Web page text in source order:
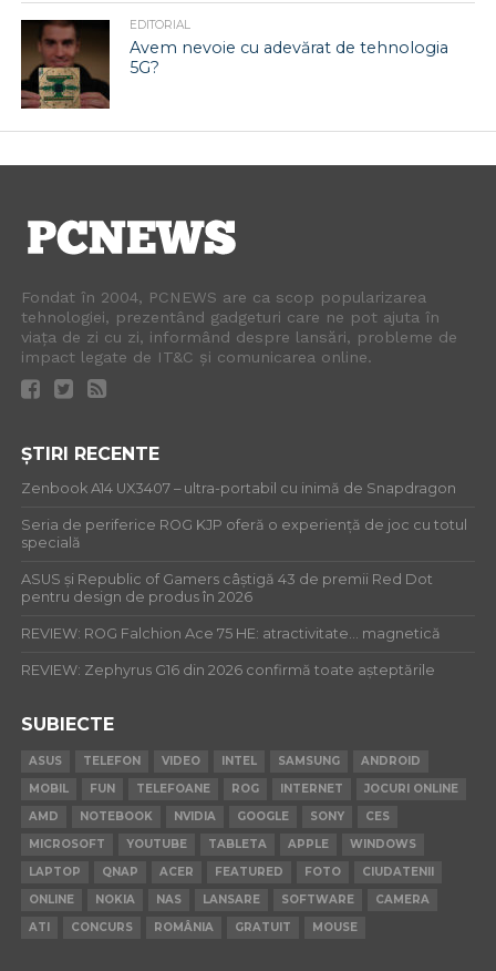
EDITORIAL
Avem nevoie cu adevărat de tehnologia
5G?
Fondat în 2004, PCNEWS are ca scop popularizarea
tehnologiei, prezentând gadgeturi care ne pot ajuta în
viața de zi cu zi, informând despre lansări, probleme de
impact legate de IT&C și comunicarea online.
ȘTIRI RECENTE
Zenbook A14 UX3407 – ultra-portabil cu inimă de Snapdragon
Seria de periferice ROG KJP oferă o experiență de joc cu totul
specială
ASUS și Republic of Gamers câștigă 43 de premii Red Dot
pentru design de produs în 2026
REVIEW: ROG Falchion Ace 75 HE: atractivitate… magnetică
REVIEW: Zephyrus G16 din 2026 confirmă toate așteptările
SUBIECTE
ASUS TELEFON VIDEO INTEL SAMSUNG
ANDROID
MOBIL
FUN TELEFOANE ROG INTERNET
JOCURI ONLINE
AMD
NOTEBOOK NVIDIA GOOGLE SONY
CES
MICROSOFT
YOUTUBE TABLETA APPLE
WINDOWS
LAPTOP
QNAP ACER FEATURED FOTO
CIUDATENII
ONLINE
NOKIA NAS LANSARE SOFTWARE
CAMERA
ATI
CONCURS ROMÂNIA GRATUIT MOUSE